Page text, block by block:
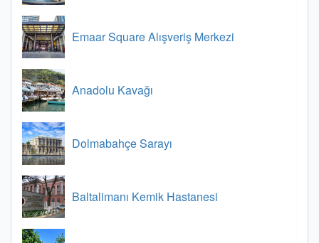
Emaar Square Alışveriş Merkezi
Anadolu Kavağı
Dolmabahçe Sarayı
Baltalimanı Kemik Hastanesi